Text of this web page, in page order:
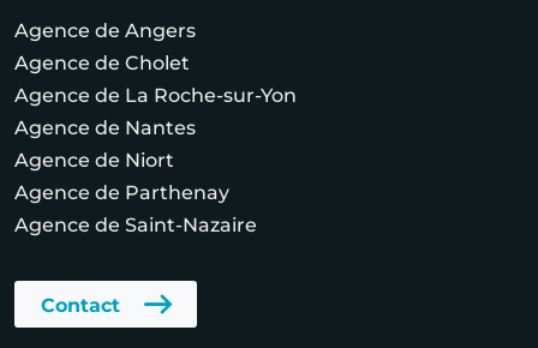
Agence de Angers
Agence de Cholet
Agence de La Roche-sur-Yon
Agence de Nantes
Agence de Niort
Agence de Parthenay
Agence de Saint-Nazaire
Contact